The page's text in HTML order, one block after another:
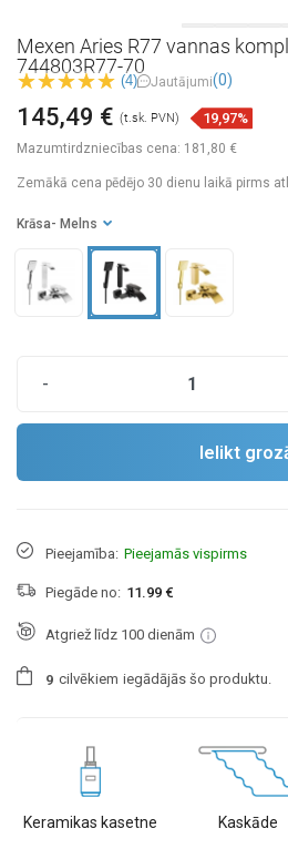
Mexen Aries R77 vannas
744803R77-70
(4) Jautājumi(0)
Mazumtirdzniecības cena: 181,80 €
145,49 € (t.sk. PVN) 19,97%
Zemākā cena pēdējo 30 dienu laikā pirms
Krāsa - Melns
-
Ielikt
Pieejamība: Pieejamās vispirms
Piegāde no: 11.99 €
Atgriež līdz 100 dienām
9 cilvēkiem iegādājās šo produktu.
Keramikas kasetne Kaskāde